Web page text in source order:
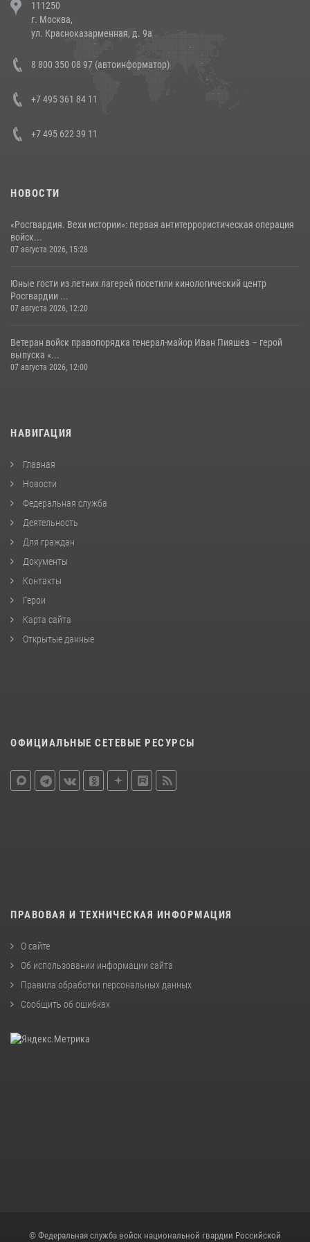
напавших на бригаду скорой помощи (видео)
14 июля 2026, 12:20
В Росгвардии прошла военно-научная конференция по обобщению
боевого опыта
111250
г. Москва,
ул. Красноказарменная, д. 9а
8 800 350 08 97 (автоинформатор)
+7 495 361 84 11
+7 495 622 39 11
НОВОСТИ
«Росгвардия. Вехи истории»: первая антитеррористическая операция
войск...
07 августа 2026, 15:28
Юные гости из летних лагерей посетили кинологический центр
Росгвардии ...
07 августа 2026, 12:20
Ветеран войск правопорядка генерал-майор Иван Пияшев – герой
выпуска «...
07 августа 2026, 12:00
НАВИГАЦИЯ
Главная
Новости
Федеральная служба
Деятельность
Для граждан
Документы
Контакты
Герои
Карта сайта
Открытые данные
ОФИЦИАЛЬНЫЕ СЕТЕВЫЕ РЕСУРСЫ
ПРАВОВАЯ И ТЕХНИЧЕСКАЯ ИНФОРМАЦИЯ
О сайте
Об использовании информации сайта
Правила обработки персональных данных
Сообщить об ошибках
© Федеральная служба войск национальной гвардии Российской